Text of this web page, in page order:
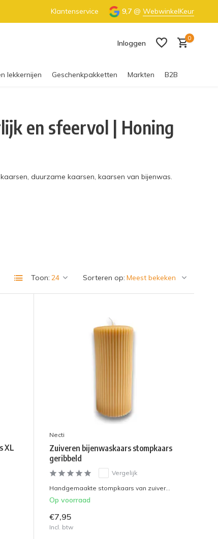
& €65 (BE) 100% Nederlandse honing
Klantenservice 9,7 @ WebwinkelKeur
Inloggen
Account aanmaken
0
lekkernijen Geschenkpakketten Markten B2B
en sfeervol | Honing
duurzame kaarsen, kaarsen van bijenwas.
Toon: Sorteren op:
XL
Necti
Zuiveren bijenwaskaars stompkaars
geribbeld
Vergelijk
Handgemaakte stompkaars van zuiver...
Op voorraad
€7,95
Incl. btw